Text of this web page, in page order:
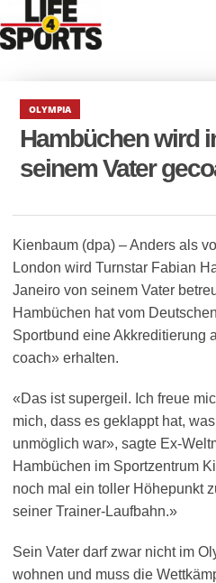
OLYMPIA
Hambüchen wird
seinem Vater
Kienbaum (dpa) – Anders als
London wird Turnstar Fabian
Janeiro von seinem Vater
Hambüchen hat vom
Sportbund eine Akkreditierung
coach» erhalten.
«Das ist supergeil. Ich freue
mich, dass es geklappt hat,
unmöglich war», sagte Ex-
Hambüchen im Sportzentrum
noch mal ein toller Höhepunkt
seiner Trainer-Laufbahn.»
Sein Vater darf zwar nicht im
wohnen und muss die